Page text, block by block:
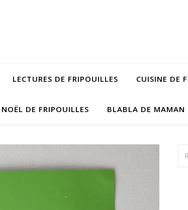
LECTURES DE FRIPOUILLES CUISINE DE
NOËL DE FRIPOUILLES BLABLA DE MAMAN